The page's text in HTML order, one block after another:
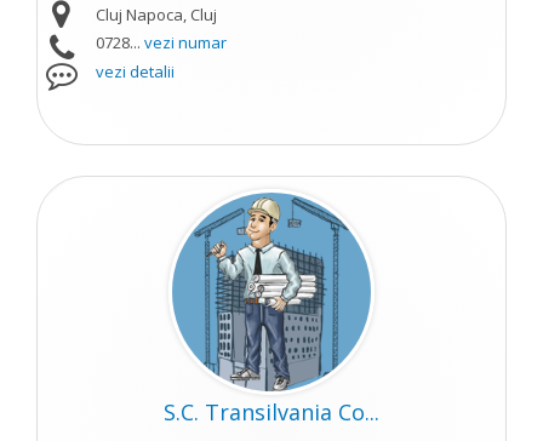
Cluj Napoca, Cluj
0728... vezi numar
vezi detalii
S.C. Transilvania Co...